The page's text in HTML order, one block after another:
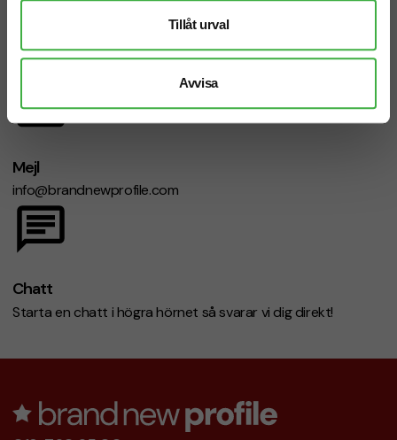
Tillåt urval
Avvisa
Telefon: 019-760 65 00
Mejl
info@brandnewprofile.com
Chatt
Starta en chatt i högra hörnet så svarar vi dig direkt!